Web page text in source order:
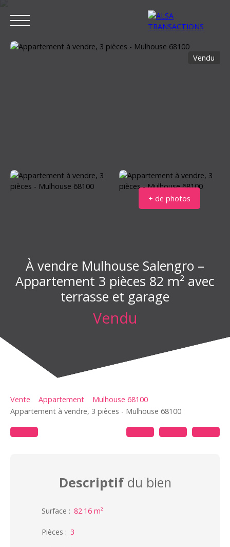
Vendu
+ de photos
À vendre Mulhouse Salengro –
Appartement 3 pièces 82 m² avec
terrasse et garage
Vendu
Vente Appartement
Mulhouse 68100
Appartement à vendre, 3 pièces - Mulhouse 68100
Descriptifdu bien
Surface : 82.16 m²
Pièces : 3